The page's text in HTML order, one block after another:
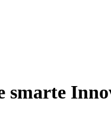
smarte